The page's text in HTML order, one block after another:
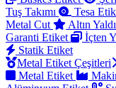
Tuş Takımı
Tesa
Metal Cut
Altın
Garanti Etiket
İçten
Statik Etiket
Metal Etiket Çeşitleri
Metal Etiket